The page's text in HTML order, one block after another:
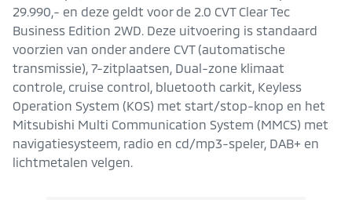
29.990,- en deze geldt voor de 2.0 CVT Clear Tec
Business Edition 2WD. Deze uitvoering is standaard
voorzien van onder andere CVT (automatische
transmissie), 7-zitplaatsen, Dual-zone klimaat
controle, cruise control, bluetooth carkit, Keyless
Operation System (KOS) met start/stop-knop en het
Mitsubishi Multi Communication System (MMCS) met
navigatiesysteem, radio en cd/mp3-speler, DAB+ en
lichtmetalen velgen.